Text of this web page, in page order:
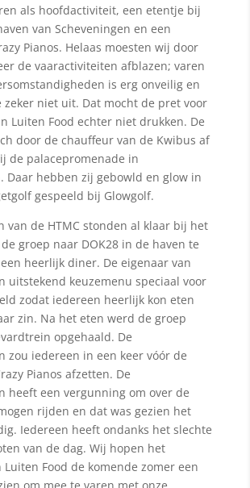
als hoofdactiviteit, een etentje bij
van Scheveningen en een
Pianos. Helaas moesten wij door
de vaaractiviteiten afblazen; varen
is erg onveilig en
niet uit. Dat mocht de pret voor
Luiten Food echter niet drukken. De
door de chauffeur van de Kwibus af
de palacepromenade in
Daar hebben zij gebowld en glow in
gespeeld bij Glowgolf.
van de HTMC stonden al klaar bij het
groep naar DOK28 in de haven te
heerlijk diner. De eigenaar van
uitstekend keuzemenu speciaal voor
zodat iedereen heerlijk kon eten
zin. Na het eten werd de groep
opgehaald. De
zou iedereen in een keer vóór de
Pianos afzetten. De
heeft een vergunning om over de
rijden en dat was gezien het
Iedereen heeft ondanks het slechte
van de dag. Wij hopen het
Luiten Food de komende zomer een